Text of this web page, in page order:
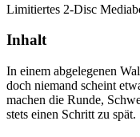
Limitiertes 2-Disc
Inhalt
In einem abgelegenen
doch niemand scheint
machen die Runde,
stets einen Schritt zu spät.